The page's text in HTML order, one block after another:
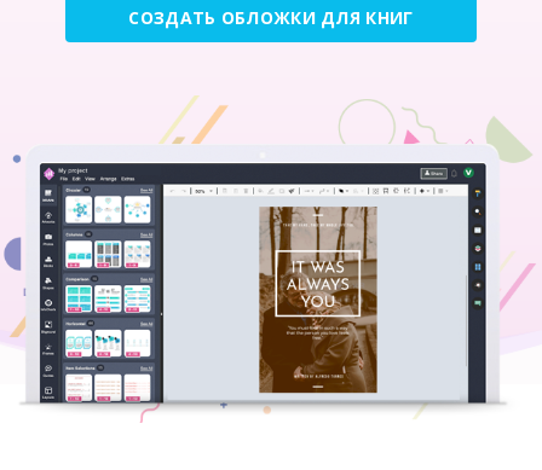
СОЗДАТЬ ОБЛОЖКИ ДЛЯ КНИГ